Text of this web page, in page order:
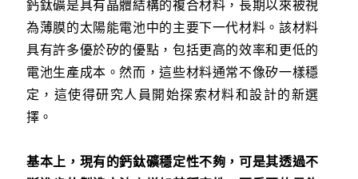
鈣鈦礦是具有晶體結構的複合材料，長期以來被視
為薄膜的太陽能電池中的主要下一代材料。該材料
具有許多優於矽的優點，包括更高的效率和更低的
電池生產成本。然而，這些材料通常不像矽一樣穩
定，這使得研究人員開始探索材料和設計的新選
擇。
基本上，現有的鈣鈦礦穩定性不夠，可是其透過不